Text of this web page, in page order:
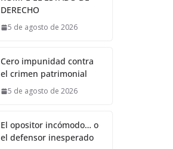
DERECHO
5 de agosto de 2026
Cero impunidad contra
el crimen patrimonial
5 de agosto de 2026
El opositor incómodo… o
el defensor inesperado